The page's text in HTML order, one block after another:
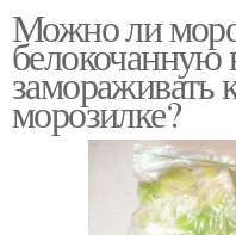
Можно ли
замораживать
морозилке?